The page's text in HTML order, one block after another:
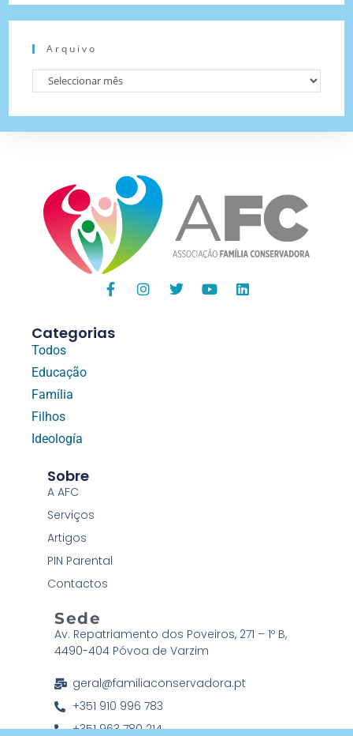
Arquivo
Categorias
Todos
Educação
Família
Filhos
Ideología
Sobre
A AFC
Serviços
Artigos
PIN Parental
Contactos
Sede
Av. Repatriamento dos Poveiros, 271 – 1º B,
4490-404 Póvoa de Varzim
geral@familiaconservadora.pt
+351 910 996 783
+351 963 780 214